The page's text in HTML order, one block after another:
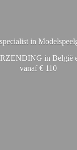
in
in België
vanaf € 110